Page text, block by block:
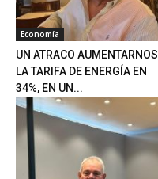
Economía
UN ATRACO AUMENTARNOS
LA TARIFA DE ENERGÍA EN
34%, EN UN...